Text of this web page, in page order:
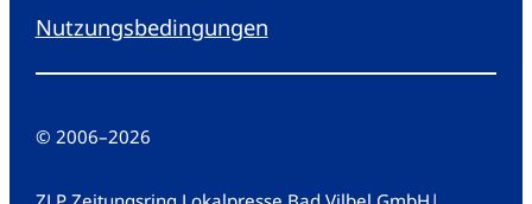
Nutzungsbedingungen
© 2006–2026